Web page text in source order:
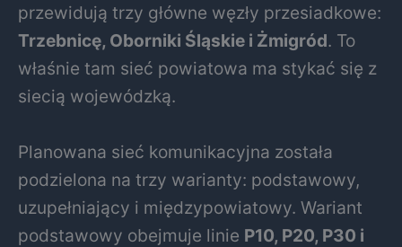
przewidują trzy główne węzły przesiadkowe:
Trzebnicę, Oborniki Śląskie i Żmigród. To
właśnie tam sieć powiatowa ma stykać się z
siecią wojewódzką.
Planowana sieć komunikacyjna została
podzielona na trzy warianty: podstawowy,
uzupełniający i międzypowiatowy. Wariant
podstawowy obejmuje linie P10, P20, P30 i